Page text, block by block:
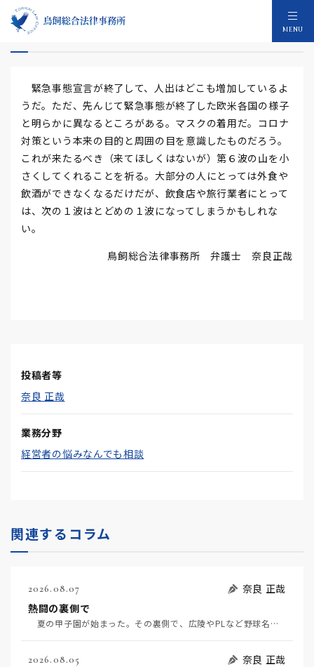
MENU
緊急事態宣言終了でもマスク
緊急事態宣言が終了して、人出はどこも増加しているよ
うだ。ただ、先んじて緊急事態が終了した欧米各国の様子
と明らかに異なるところがある。マスクの着用だ。コロナ
対策という本来の目的と周囲の目を意識したものだろう。
これが来たるべき（来てほしくはないが）第６波の山を小
さくしてくれることを祈る。大部分の人にとっては外食や
飲酒ができなくなるだけだが、飲食店や旅行業者にとって
は、次の１波はとどめの１波になってしまうかもしれな
い。
鳥飼総合法律事務所 弁護士 奈良正哉
投稿者等
奈良 正哉
業務分野
経営者の悩みなんでも相談
関連するコラム
2026.08.07
奈良 正哉
熱闘の裏側で
夏の甲子園が始まった。その裏側で、広陵やPLなど野球名門校（だった）の不祥事のその後について、「熱…
2026.08.05
奈良 正哉